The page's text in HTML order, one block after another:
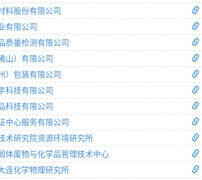
料股份有限公司
有限公司
质量检测有限公司
山）有限公司
）包装有限公司
科技有限公司
科技有限公司
中心服务有限公司
术研究院资源环境研究所
体废物与化学品管理技术中心
连化学物理研究所